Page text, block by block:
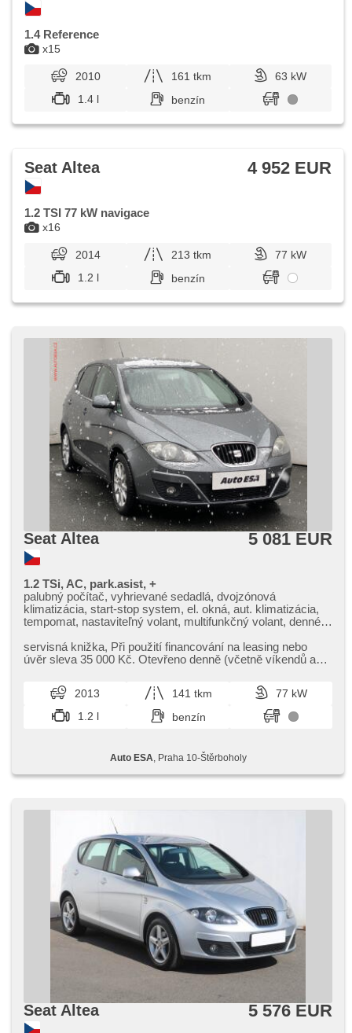
x15
1.4 Reference
2010 161 tkm
63 kW
1.4 l
benzín
x16
Seat Altea 4 952 EUR
1.2 TSI 77 kW navigace
2014 213 tkm
77 kW
1.2 l
benzín
Seat Altea 5 081 EUR
1.2 TSi, AC, park.asist, +
palubný počítač, vyhrievané sedadlá, dvojzónová
klimatizácia, start-stop system, el. okná, aut. klimatizácia,
tempomat, nastaviteľný volant, multifunkčný volant, denné
zrkadlá, vyhrievané zrkadlá, ostrekovače svetlometov,
posilňovač riadenia, centrál diaľkový, stabilizácia podvozka
senzor tlaku v pneumatikách, ABS, protiprešmykový
systém kolies (ASR), parkovacie senzory zadné, isofix, 6x
airbag
servisná knižka,​ Při použití financování na leasing nebo
úvěr sleva 35 000 Kč. Otevřeno denně (včetně víkendů a
2013 141 tkm
77 kW
1.2 l
benzín
Auto ESA , Praha 10-Štěrboholy
Seat Altea 5 576 EUR